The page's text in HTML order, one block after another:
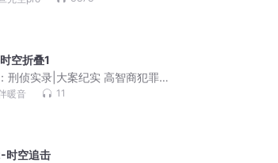
空折叠1
刑侦实录|大案纪实 高智商犯罪
款
暖音 11
时空追击